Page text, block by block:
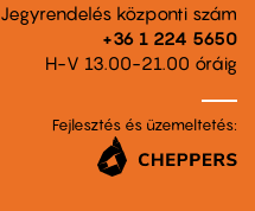
Jegyrendelés központi szám
+36 1 224 5650
H-V 13.00-21.00 óráig
Fejlesztés és üzemeltetés: